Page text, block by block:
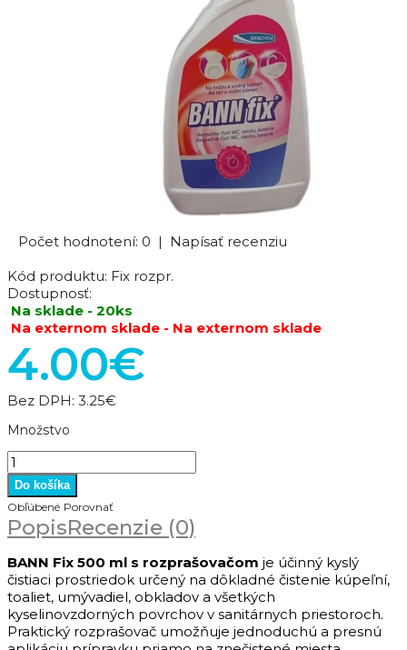
Počet hodnotení: 0 | Napísať recenziu
Kód produktu: Fix rozpr.
Dostupnosť:
Na sklade - 20ks
Na externom sklade - Na externom sklade
4.00€
Bez DPH: 3.25€
Množstvo
Obľúbené Porovnať
PopisRecenzie (0)
BANN Fix 500 ml s rozprašovačom je účinný kyslý
čistiaci prostriedok určený na dôkladné čistenie kúpeľní,
toaliet, umývadiel, obkladov a všetkých
kyselinovzdorných povrchov v sanitárnych priestoroch.
Praktický rozprašovač umožňuje jednoduchú a presnú